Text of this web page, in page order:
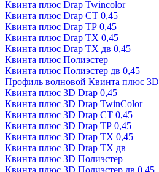
Квинта плюс Drap Twincolor
Квинта плюс Drap СТ 0,45
Квинта плюс Drap ТР 0,45
Квинта плюс Drap ТХ 0,45
Квинта плюс Drap ТХ дв 0,45
Квинта плюс Полиэстер
Квинта плюс Полиэстер дв 0,45
Профиль волновой Квинта плюс 3D
Квинта плюс 3D Drap 0,45
Квинта плюс 3D Drap TwinColor
Квинта плюс 3D Drap СТ 0,45
Квинта плюс 3D Drap ТР 0,45
Квинта плюс 3D Drap ТХ 0,45
Квинта плюс 3D Drap ТХ дв
Квинта плюс 3D Полиэстер
Квинта плюс 3D Полиэстер дв 0,45